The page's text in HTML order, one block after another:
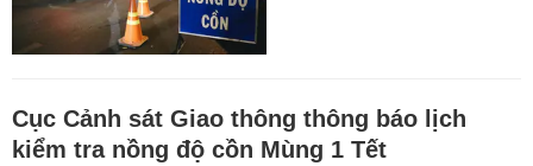
Cục Cảnh sát Giao thông thông báo lịch
kiểm tra nồng độ cồn Mùng 1 Tết